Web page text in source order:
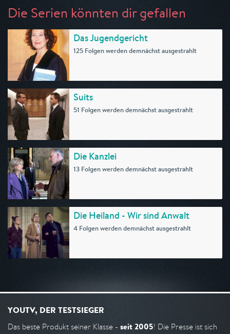
Die Serien könnten dir gefallen
Das Jugendgericht
125 Folgen werden demnächst ausgestrahlt
Suits
51 Folgen werden demnächst ausgestrahlt
Die Kanzlei
13 Folgen werden demnächst ausgestrahlt
Die Heiland - Wir sind Anwalt
4 Folgen werden demnächst ausgestrahlt
YOUTV, DER TESTSIEGER
Das beste Produkt seiner Klasse - seit 2005! Die Presse ist sich